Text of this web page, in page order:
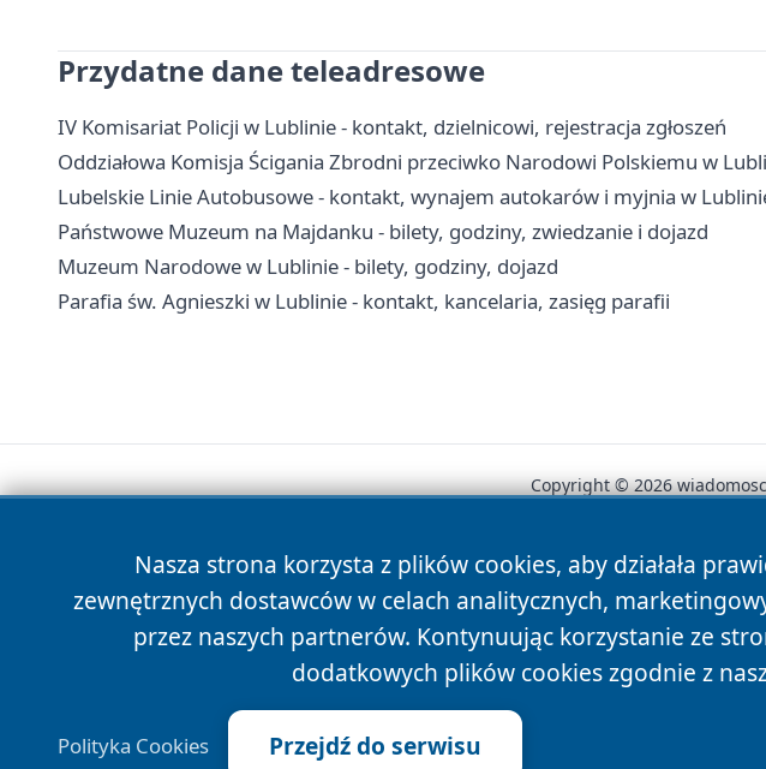
Przydatne dane teleadresowe
IV Komisariat Policji w Lublinie - kontakt, dzielnicowi, rejestracja zgłoszeń
Oddziałowa Komisja Ścigania Zbrodni przeciwko Narodowi Polskiemu w
Lubelskie Linie Autobusowe - kontakt, wynajem autokarów i myjnia w
Państwowe Muzeum na Majdanku - bilety, godziny, zwiedzanie i dojazd
Muzeum Narodowe w Lublinie - bilety, godziny, dojazd
Parafia św. Agnieszki w Lublinie - kontakt, kancelaria, zasięg parafii
Nasza strona korzysta z plików cookies, aby działała
zewnętrznych dostawców w celach analitycznych,
przez naszych partnerów. Kontynuując korzystanie ze
dodatkowych plików cookies zgodnie z
Polityka Cookies Przejdź do serwisu
Copyright © 2026
News Autorzy